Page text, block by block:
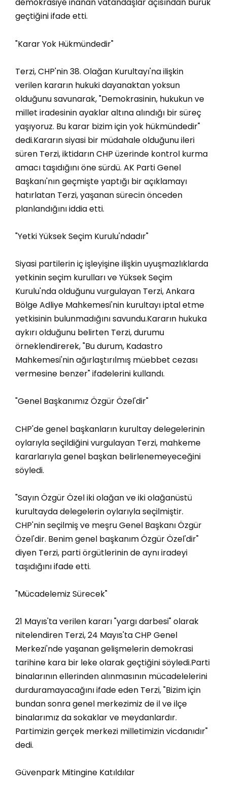
demokrasiye inanan vatandaşlar açısından buruk
geçtiğini ifade etti.
"Karar Yok Hükmündedir"
Terzi, CHP'nin 38. Olağan Kurultayı'na ilişkin
verilen kararın hukuki dayanaktan yoksun
olduğunu savunarak, "Demokrasinin, hukukun ve
millet iradesinin ayaklar altına alındığı bir süreç
yaşıyoruz. Bu karar bizim için yok hükmündedir"
dedi.Kararın siyasi bir müdahale olduğunu ileri
süren Terzi, iktidarın CHP üzerinde kontrol kurma
amacı taşıdığını öne sürdü. AK Parti Genel
Başkanı'nın geçmişte yaptığı bir açıklamayı
hatırlatan Terzi, yaşanan sürecin önceden
planlandığını iddia etti.
"Yetki Yüksek Seçim Kurulu'ndadır"
Siyasi partilerin iç işleyişine ilişkin uyuşmazlıklarda
yetkinin seçim kurulları ve Yüksek Seçim
Kurulu'nda olduğunu vurgulayan Terzi, Ankara
Bölge Adliye Mahkemesi'nin kurultayı iptal etme
yetkisinin bulunmadığını savundu.Kararın hukuka
aykırı olduğunu belirten Terzi, durumu
örneklendirerek, "Bu durum, Kadastro
Mahkemesi'nin ağırlaştırılmış müebbet cezası
vermesine benzer" ifadelerini kullandı.
"Genel Başkanımız Özgür Özel'dir"
CHP'de genel başkanların kurultay delegelerinin
oylarıyla seçildiğini vurgulayan Terzi, mahkeme
kararlarıyla genel başkan belirlenemeyeceğini
söyledi.
"Sayın Özgür Özel iki olağan ve iki olağanüstü
kurultayda delegelerin oylarıyla seçilmiştir.
CHP'nin seçilmiş ve meşru Genel Başkanı Özgür
Özel'dir. Benim genel başkanım Özgür Özel'dir"
diyen Terzi, parti örgütlerinin de aynı iradeyi
taşıdığını ifade etti.
"Mücadelemiz Sürecek"
21 Mayıs'ta verilen kararı "yargı darbesi" olarak
nitelendiren Terzi, 24 Mayıs'ta CHP Genel
Merkezi'nde yaşanan gelişmelerin demokrasi
tarihine kara bir leke olarak geçtiğini söyledi.Parti
binalarının ellerinden alınmasının mücadelelerini
durduramayacağını ifade eden Terzi, "Bizim için
bundan sonra genel merkezimiz de il ve ilçe
binalarımız da sokaklar ve meydanlardır.
Partimizin gerçek merkezi milletimizin vicdanıdır"
dedi.
Güvenpark Mitingine Katıldılar